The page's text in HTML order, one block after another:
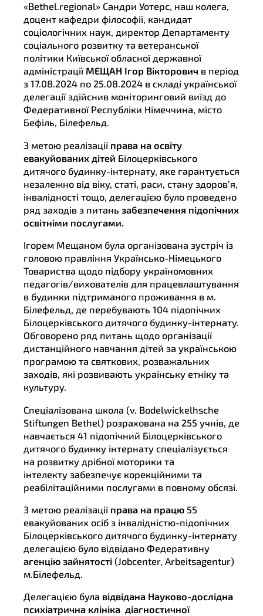
«Bethel.regional» Сандри Уотерс, наш колега,
доцент кафедри філософії, кандидат
соціологічних наук, директор Департаменту
соціального розвитку та ветеранської
політики Київської обласної державної
адміністрації МЕЩАН Ігор Вікторович в період
з 17.08.2024 по 25.08.2024 в складі української
делегації здійснив моніторинговий виїзд до
Федеративної Республіки Німеччина, місто
Бефіль, Білефельд.
З метою реалізації права на освіту
евакуйованих дітей Білоцерківського
дитячого будинку-інтернату, яке гарантується
незалежно від віку, статі, раси, стану здоров’я,
інвалідності тощо, делегацією було проведено
ряд заходів з питань забезпечення підопічних
освітніми послугами.
Ігорем Мещаном була організована зустріч із
головою правління Українсько-Німецького
Товариства щодо підбору україномовних
педагогів/вихователів для працевлаштування
в будинки підтриманого проживання в м.
Білефельд, де перебувають 104 підопічних
Білоцерківського дитячого будинку-інтернату.
Обговорено ряд питань щодо організації
дистанційного навчання дітей за українською
програмою та святкових, розважальних
заходів, які розвивають українську етніку та
культуру.
Спеціалізована школа (v. Bodelwickelhsche
Stiftungen Bethel) розрахована на 255 учнів, де
навчається 41 підопічний Білоцерківського
дитячого будинку інтернату спеціалізується
на розвитку дрібної моторики та
інтелекту забезпечує корекційними та
реабілітаційними послугами в повному обсязі.
З метою реалізації права на працю 55
евакуйованих осіб з інвалідністю-підопічних
Білоцерківського дитячого будинку-інтернату
делегацією було відвідано Федеративну
агенцію зайнятості (Jobcenter, Arbeitsagentur)
м.Білефельд.
Делегацією була відвідана Науково-дослідна
психіатрична клініка діагностичної